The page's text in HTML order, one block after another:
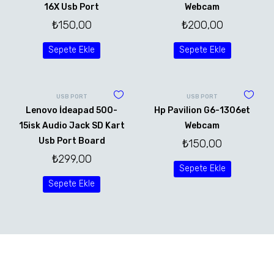
16X Usb Port
₺150,00
Sepete Ekle
Webcam
₺200,00
Sepete Ekle
USB PORT
Lenovo İdeapad 500-
15isk Audio Jack SD Kart
Usb Port Board
₺299,00
Sepete Ekle
USB PORT
Hp Pavilion G6-1306et
Webcam
₺150,00
Sepete Ekle